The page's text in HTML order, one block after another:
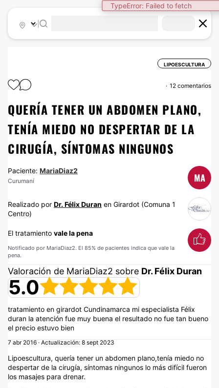
TypeError: Failed to fetch
LIPOESCULTURA
12 comentarios
QUERÍA TENER UN ABDOMEN PLANO,
TENÍA MIEDO NO DESPERTAR DE LA
CIRUGÍA, SÍNTOMAS NINGUNOS
Paciente: MariaDiaz2
Curumaní MA
Realizado por Dr. Félix Duran en Girardot (Comuna 1
Centro)
El tratamiento vale la pena
Notificado por MariaDiaz2. El 85% de pacientes indica que vale la
pena.
Valoración de MariaDiaz2 sobre Dr. Félix Duran
5.0
tratamiento en girardot Cundinamarca mi especialista Félix
duran la atención fue muy buena el resultado no fue tan bueno
el precio estuvo bien
7 abr 2016 · Actualización: 8 sept 2023
Lipoescultura, quería tener un abdomen plano,tenía miedo no
despertar de la cirugía, síntomas ningunos lo más difícil fueron
los masajes para drenar.